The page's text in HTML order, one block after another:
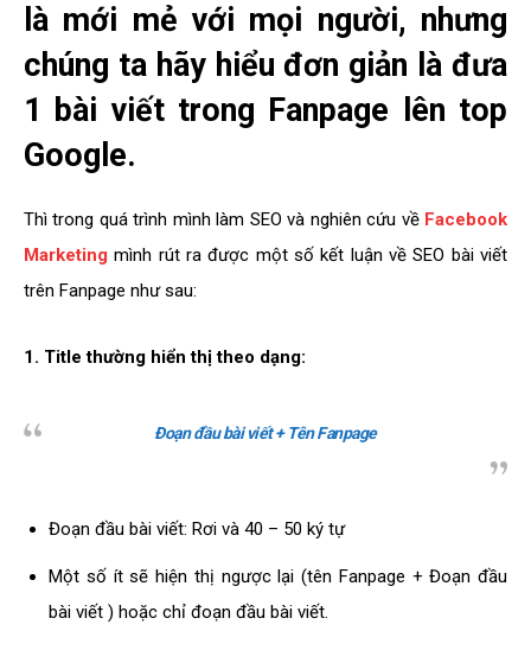
là mới mẻ với mọi người, nhưng
chúng ta hãy hiểu đơn giản là đưa
1 bài viết trong Fanpage lên top
Google.
Thì trong quá trình mình làm SEO và nghiên cứu về Facebook
Marketing mình rút ra được một số kết luận về SEO bài viết
trên Fanpage như sau:
1. Title thường hiển thị theo dạng:
Đoạn đầu bài viết + Tên Fanpage
Đoạn đầu bài viết: Rơi và 40 – 50 ký tự
Một số ít sẽ hiện thị ngược lại (tên Fanpage + Đoạn đầu
bài viết ) hoặc chỉ đoạn đầu bài viết.